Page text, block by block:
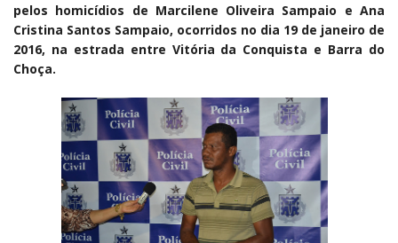
pelos homicídios de Marcilene Oliveira Sampaio e Ana
Cristina Santos Sampaio, ocorridos no dia 19 de janeiro de
2016, na estrada entre Vitória da Conquista e Barra do
Choça.